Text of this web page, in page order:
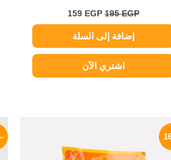
195EGP
159 EGP
إضافة إلى السلة
اشتري الآن
320 EGP.
269 EGP.
-23%